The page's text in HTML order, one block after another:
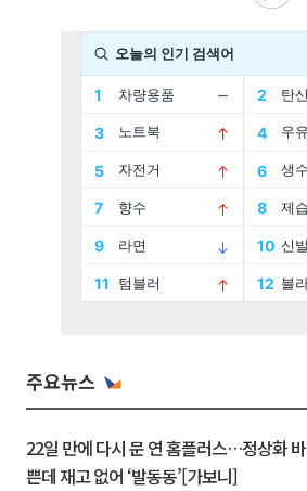
주요뉴스
22일 만에 다시 문 연 홈플러스…정상화 바
쁜데 재고 없어 ‘발동동’[가보니]